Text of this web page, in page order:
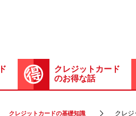
クレジットカード
のお得な話
クレジットカードの基礎知識 クレ